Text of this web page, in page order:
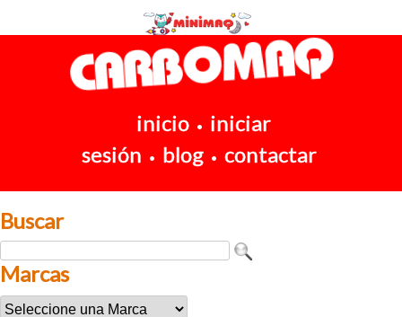
inicio • iniciar
sesión • blog • contactar
Buscar
Marcas